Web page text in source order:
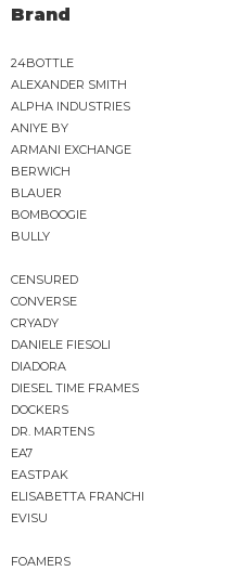
Brand
24BOTTLE
ALEXANDER SMITH
ALPHA INDUSTRIES
ANIYE BY
ARMANI EXCHANGE
BERWICH
BLAUER
BOMBOOGIE
BULLY
CENSURED
CONVERSE
CRYADY
DANIELE FIESOLI
DIADORA
DIESEL TIME FRAMES
DOCKERS
DR. MARTENS
EA7
EASTPAK
ELISABETTA FRANCHI
EVISU
FOAMERS